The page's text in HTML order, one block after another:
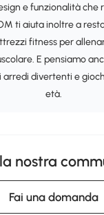
e funzionalità che
ti aiuta inoltre a
fitness per
E pensiamo
arredi divertenti e
età.
nostra
Fai una domanda